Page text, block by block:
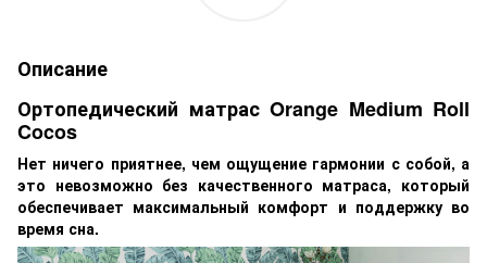
Описание
Ортопедический матрас Orange Medium Roll
Cocos
Нет ничего приятнее, чем ощущение гармонии с собой, а
это невозможно без качественного матраса, который
обеспечивает максимальный комфорт и поддержку во
время сна.